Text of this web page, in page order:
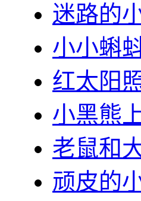
迷路的
小小蝌
红太阳
小黑熊
老鼠和
顽皮的